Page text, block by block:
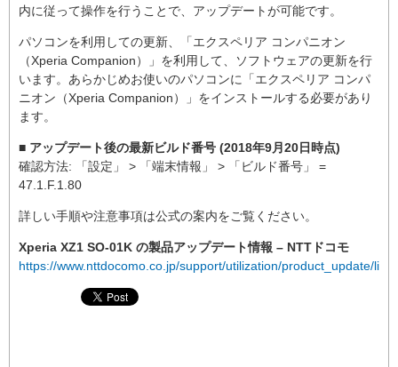
内に従って操作を行うことで、アップデートが可能です。
パソコンを利用しての更新、「エクスペリア コンパニオン
（Xperia Companion）」を利用して、ソフトウェアの更新を行
います。あらかじめお使いのパソコンに「エクスペリア コンパ
ニオン（Xperia Companion）」をインストールする必要があり
ます。
■ アップデート後の最新ビルド番号 (2018年9月20日時点)
確認方法: 「設定」 > 「端末情報」 > 「ビルド番号」 =
47.1.F.1.80
詳しい手順や注意事項は公式の案内をご覧ください。
Xperia XZ1 SO-01K の製品アップデート情報 – NTTドコモ
https://www.nttdocomo.co.jp/support/utilization/product_update/list/